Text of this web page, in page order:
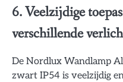
6. Veelzijdige
verschillende
De Nordlux Wandlamp
zwart IP54 is veelzijdig